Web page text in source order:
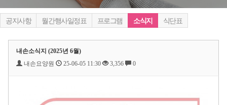
공지사항 월간행사일정표 프로그램 소식지 식단표
내손소식지 (2025년 6월)
내손요양원
25-06-05 11:30 3,356 0